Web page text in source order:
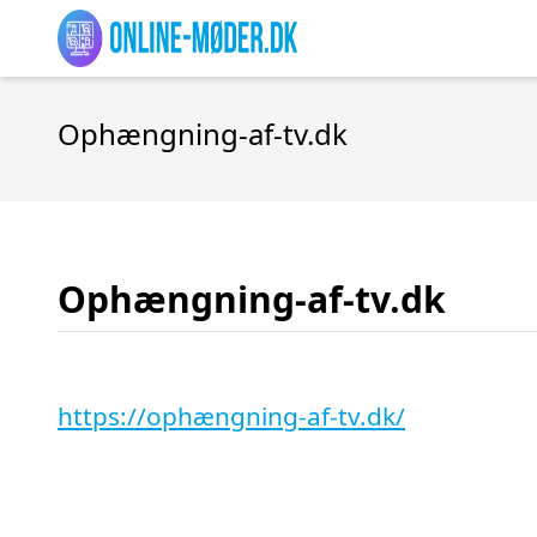
Ophængning-af-tv.dk
Ophængning-af-tv.dk
https://ophængning-af-tv.dk/